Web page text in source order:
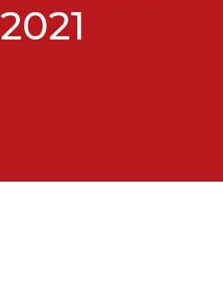
2021